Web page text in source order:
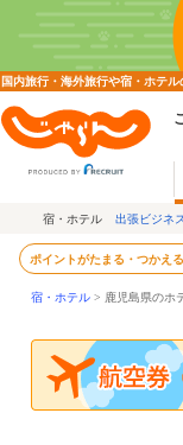
国内旅行・海外旅行や宿・ホテ
宿・ホテル 出張ビジネス
ポイントがたまる・つかえる
宿・ホテル > 鹿児島県のホ